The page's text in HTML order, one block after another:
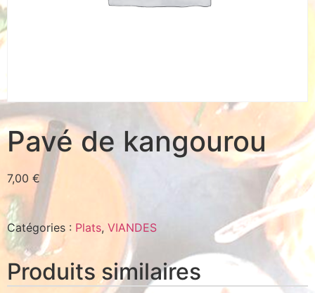
Pavé de kangourou
7,00 €
Catégories : Plats, VIANDES
Produits similaires